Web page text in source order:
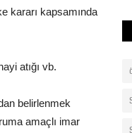
kararı kapsamında
atığı vb.
belirlenmek
amaçlı imar